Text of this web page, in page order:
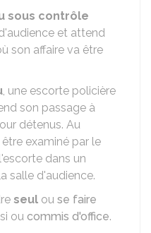
sous contrôle
et attend
son affaire va être
, une escorte policière
son passage à
détenus. Au
examiné par le
dans un
salle d'audience.
seul ou se faire
ou commis d'office.